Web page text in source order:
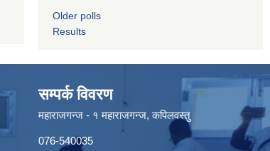
Older polls
Results
सम्पर्क विवरण
महाराजगन्ज - १ महाराजगन्ज, कपिलवस्तु
076-540035